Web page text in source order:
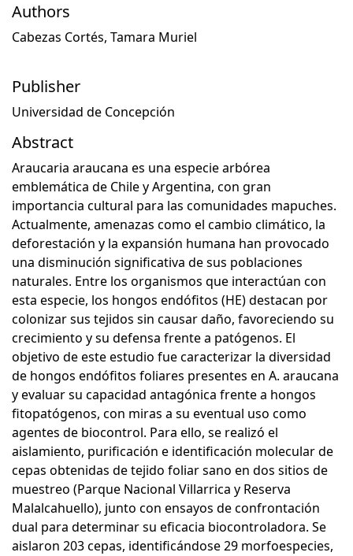
Authors
Cabezas Cortés, Tamara Muriel
Publisher
Universidad de Concepción
Abstract
Araucaria araucana es una especie arbórea
emblemática de Chile y Argentina, con gran
importancia cultural para las comunidades mapuches.
Actualmente, amenazas como el cambio climático, la
deforestación y la expansión humana han provocado
una disminución significativa de sus poblaciones
naturales. Entre los organismos que interactúan con
esta especie, los hongos endófitos (HE) destacan por
colonizar sus tejidos sin causar daño, favoreciendo su
crecimiento y su defensa frente a patógenos. El
objetivo de este estudio fue caracterizar la diversidad
de hongos endófitos foliares presentes en A. araucana
y evaluar su capacidad antagónica frente a hongos
fitopatógenos, con miras a su eventual uso como
agentes de biocontrol. Para ello, se realizó el
aislamiento, purificación e identificación molecular de
cepas obtenidas de tejido foliar sano en dos sitios de
muestreo (Parque Nacional Villarrica y Reserva
Malalcahuello), junto con ensayos de confrontación
dual para determinar su eficacia biocontroladora. Se
aislaron 203 cepas, identificándose 29 morfoespecies,